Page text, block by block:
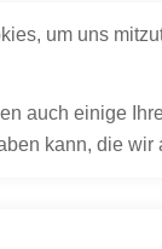
um uns
auch einige
kann, die wir